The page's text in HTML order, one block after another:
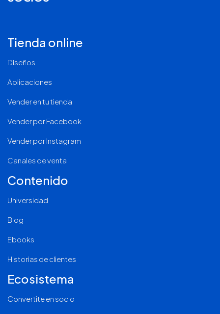
Tienda online
Diseños
Aplicaciones
Vender en tu tienda
Vender por Facebook
Vender por Instagram
Canales de venta
Contenido
Universidad
Blog
Ebooks
Historias de clientes
Ecosistema
Convertite en socio